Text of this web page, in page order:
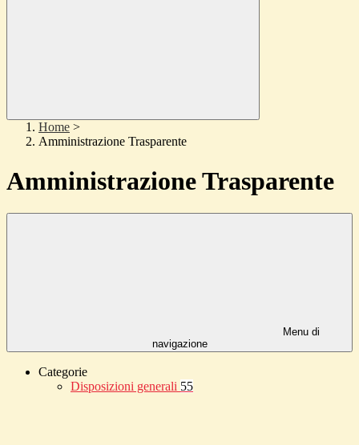
Home >
Amministrazione Trasparente
Amministrazione Trasparente
Menu di
navigazione
Categorie
Disposizioni generali 55